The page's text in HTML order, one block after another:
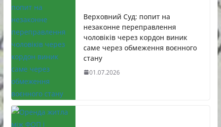
Верховний Суд: попит на
незаконне переправлення
чоловіків через кордон виник
саме через обмеження воєнного
стану
01.07.2026